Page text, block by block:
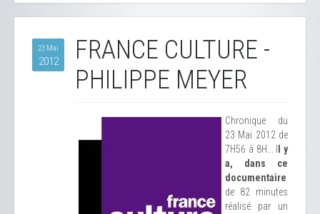
23 Mai
2012
FRANCE CULTURE -
PHILIPPE MEYER
Chronique du
23 Mai 2012 de
7H56 à 8H... I
l y
a, dans ce
documentaire
de 82 minutes
réalisé par un